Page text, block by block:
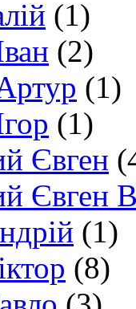
(1)
(2)
(1)
(1)
Євген
Євген
(1)
(8)